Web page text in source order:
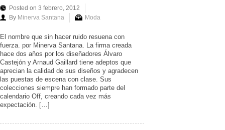
Posted on 3 febrero, 2012
By Minerva Santana Moda
El nombre que sin hacer ruido resuena con
fuerza. por Minerva Santana. La firma creada
hace dos años por los diseñadores Álvaro
Castejón y Arnaud Gaillard tiene adeptos que
aprecian la calidad de sus diseños y agradecen
las puestas de escena con clase. Sus
colecciones siempre han formado parte del
calendario Off, creando cada vez más
expectación. […]